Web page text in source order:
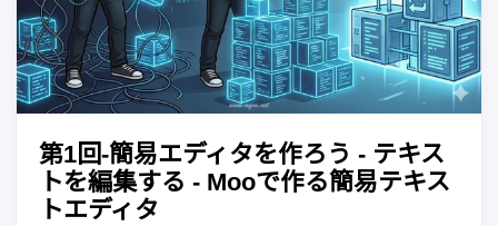
第1回-簡易エディタを作ろう - テキス
トを編集する - Mooで作る簡易テキス
トエディタ